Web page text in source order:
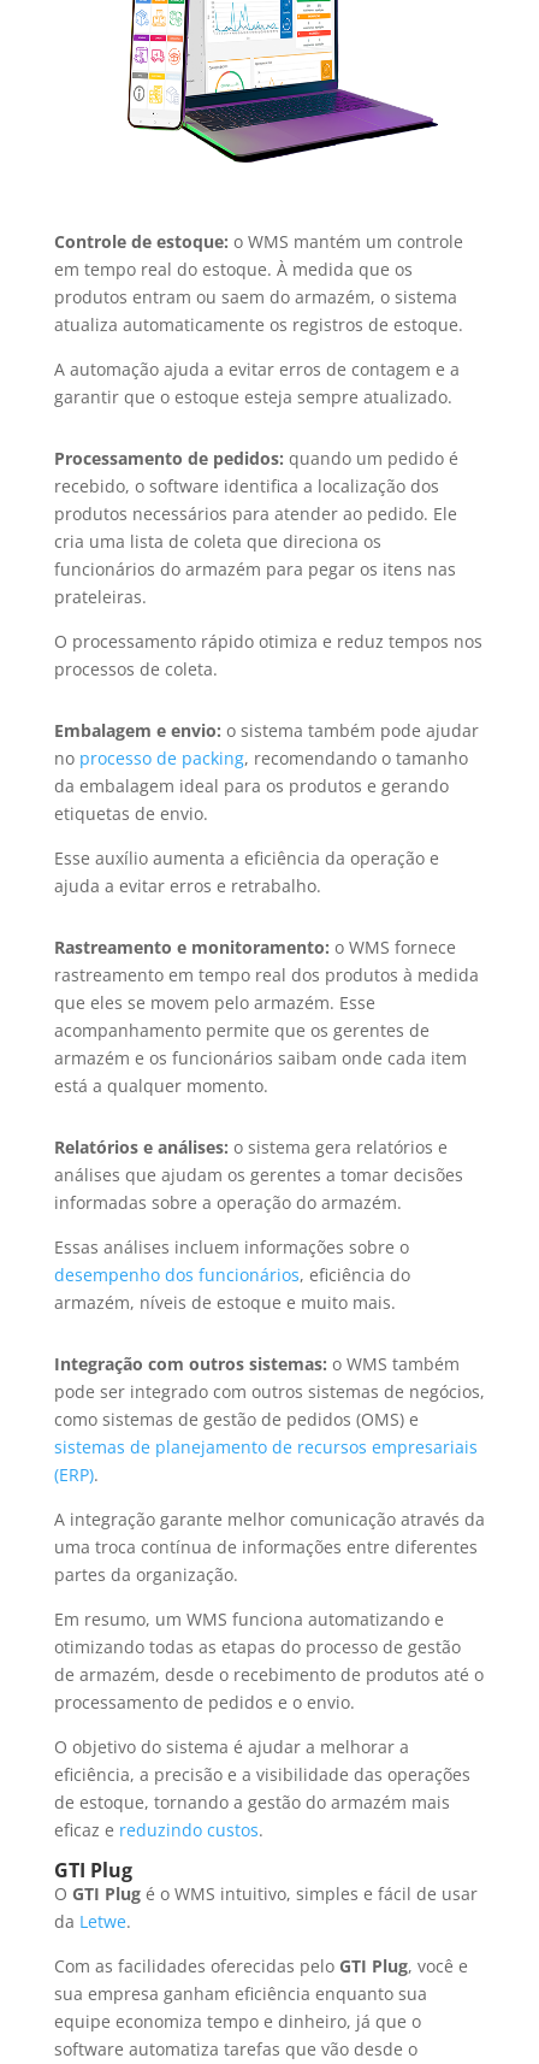
Controle de estoque: o WMS mantém um controle
em tempo real do estoque. À medida que os
produtos entram ou saem do armazém, o sistema
atualiza automaticamente os registros de estoque.
A automação ajuda a evitar erros de contagem e a
garantir que o estoque esteja sempre atualizado.
Processamento de pedidos: quando um pedido é
recebido, o software identifica a localização dos
produtos necessários para atender ao pedido. Ele
cria uma lista de coleta que direciona os
funcionários do armazém para pegar os itens nas
prateleiras.
O processamento rápido otimiza e reduz tempos nos
processos de coleta.
Embalagem e envio: o sistema também pode ajudar
no processo de packing, recomendando o tamanho
da embalagem ideal para os produtos e gerando
etiquetas de envio.
Esse auxílio aumenta a eficiência da operação e
ajuda a evitar erros e retrabalho.
Rastreamento e monitoramento: o WMS fornece
rastreamento em tempo real dos produtos à medida
que eles se movem pelo armazém. Esse
acompanhamento permite que os gerentes de
armazém e os funcionários saibam onde cada item
está a qualquer momento.
Relatórios e análises: o sistema gera relatórios e
análises que ajudam os gerentes a tomar decisões
informadas sobre a operação do armazém.
Essas análises incluem informações sobre o
desempenho dos funcionários, eficiência do
armazém, níveis de estoque e muito mais.
Integração com outros sistemas: o WMS também
pode ser integrado com outros sistemas de negócios,
como sistemas de gestão de pedidos (OMS) e
sistemas de planejamento de recursos empresariais
(ERP).
A integração garante melhor comunicação através da
uma troca contínua de informações entre diferentes
partes da organização.
Em resumo, um WMS funciona automatizando e
otimizando todas as etapas do processo de gestão
de armazém, desde o recebimento de produtos até o
processamento de pedidos e o envio.
O objetivo do sistema é ajudar a melhorar a
eficiência, a precisão e a visibilidade das operações
de estoque, tornando a gestão do armazém mais
eficaz e reduzindo custos.
GTI Plug
O GTI Plugé o WMS intuitivo, simples e fácil de usar
da Letwe.
Com as facilidades oferecidas pelo GTI Plug, você e
sua empresa ganham eficiência enquanto sua
equipe economiza tempo e dinheiro, já que o
software automatiza tarefas que vão desde o